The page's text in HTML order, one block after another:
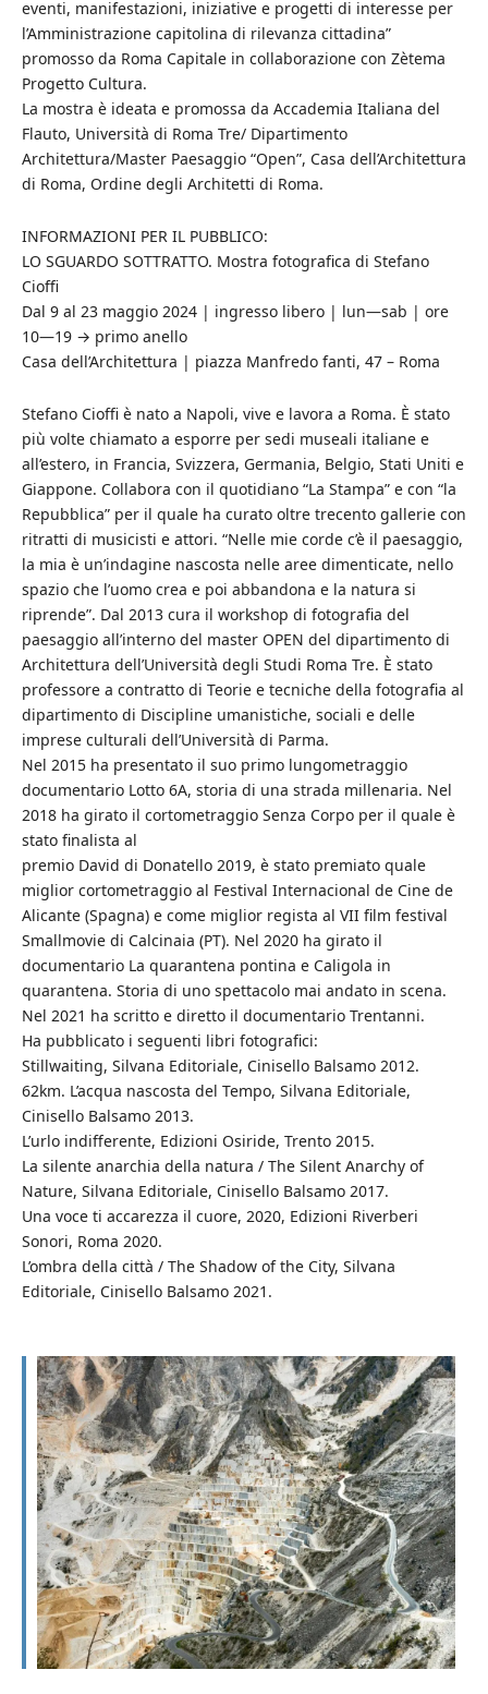
eventi, manifestazioni, iniziative e progetti di interesse per
l’Amministrazione capitolina di rilevanza cittadina”
promosso da Roma Capitale in collaborazione con Zètema
Progetto Cultura.
La mostra è ideata e promossa da Accademia Italiana del
Flauto, Università di Roma Tre/ Dipartimento
Architettura/Master Paesaggio “Open”, Casa dell’Architettura
di Roma, Ordine degli Architetti di Roma.
INFORMAZIONI PER IL PUBBLICO:
LO SGUARDO SOTTRATTO. Mostra fotografica di Stefano
Cioffi
Dal 9 al 23 maggio 2024 | ingresso libero | lun—sab | ore
10—19 → primo anello
Casa dell’Architettura | piazza Manfredo fanti, 47 – Roma
Stefano Cioffi è nato a Napoli, vive e lavora a Roma. È stato
più volte chiamato a esporre per sedi museali italiane e
all’estero, in Francia, Svizzera, Germania, Belgio, Stati Uniti e
Giappone. Collabora con il quotidiano “La Stampa” e con “la
Repubblica” per il quale ha curato oltre trecento gallerie con
ritratti di musicisti e attori. “Nelle mie corde c’è il paesaggio,
la mia è un’indagine nascosta nelle aree dimenticate, nello
spazio che l’uomo crea e poi abbandona e la natura si
riprende”. Dal 2013 cura il workshop di fotografia del
paesaggio all’interno del master OPEN del dipartimento di
Architettura dell’Università degli Studi Roma Tre. È stato
professore a contratto di Teorie e tecniche della fotografia al
dipartimento di Discipline umanistiche, sociali e delle
imprese culturali dell’Università di Parma.
Nel 2015 ha presentato il suo primo lungometraggio
documentario Lotto 6A, storia di una strada millenaria. Nel
2018 ha girato il cortometraggio Senza Corpo per il quale è
stato finalista al
premio David di Donatello 2019, è stato premiato quale
miglior cortometraggio al Festival Internacional de Cine de
Alicante (Spagna) e come miglior regista al VII film festival
Smallmovie di Calcinaia (PT). Nel 2020 ha girato il
documentario La quarantena pontina e Caligola in
quarantena. Storia di uno spettacolo mai andato in scena.
Nel 2021 ha scritto e diretto il documentario Trentanni.
Ha pubblicato i seguenti libri fotografici:
Stillwaiting, Silvana Editoriale, Cinisello Balsamo 2012.
62km. L’acqua nascosta del Tempo, Silvana Editoriale,
Cinisello Balsamo 2013.
L’urlo indifferente, Edizioni Osiride, Trento 2015.
La silente anarchia della natura / The Silent Anarchy of
Nature, Silvana Editoriale, Cinisello Balsamo 2017.
Una voce ti accarezza il cuore, 2020, Edizioni Riverberi
Sonori, Roma 2020.
L’ombra della città / The Shadow of the City, Silvana
Editoriale, Cinisello Balsamo 2021.